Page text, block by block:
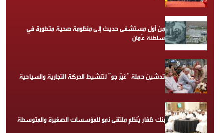
من أول مستشفى حديث إلى منظومة صحية متطورة في
سلطنة عُمان
تدشين حملة “غيّر جو” لتنشيط الحركة التجارية والسياحية
بنك ظفار يُنظم ملتقى نمو للمؤسسات الصغيرة والمتوسطة